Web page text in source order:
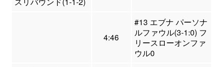
4:46
#13 エブナ パーソナ
ルファウル(3-1:0) フ
リースローオンファ
ウル0